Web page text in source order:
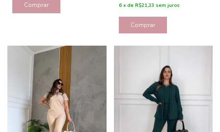
Comprar 6 x de R$21,33 sem juros
Comprar